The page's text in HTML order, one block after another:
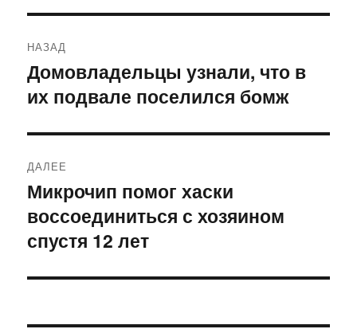
по
записям
НАЗАД
Предыдущая
запись:
Домовладельцы узнали, что в
их подвале поселился бомж
ДАЛЕЕ
Следующая
запись:
Микрочип помог хаски
воссоединиться с хозяином
спустя 12 лет